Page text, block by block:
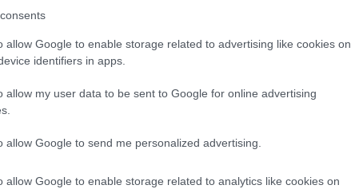
allow Google to enable storage related to advertising like cookies on
identifiers in apps.
allow my user data to be sent to Google for online advertising
allow Google to send me personalized advertising.
allow Google to enable storage related to analytics like cookies on
qualità da ristorante\”. Questo significa
compromettere il sapore autentico.
perfetto?<\/p>
i burger avrà una base di patate, un tocco
piacere per il tuo palato. E se sei
del proprietario, chef del locale, ha in
tipo di palato, con opzioni deliziose anche